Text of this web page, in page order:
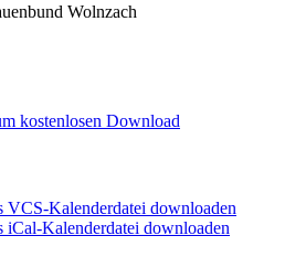
Wolnzach
kostenlosen Download
VCS-Kalenderdatei downloaden
iCal-Kalenderdatei downloaden